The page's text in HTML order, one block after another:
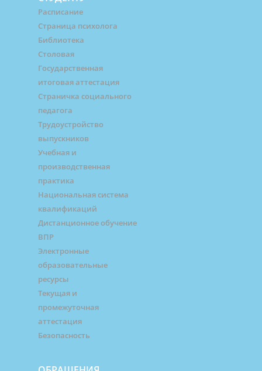
Расписание
Страница психолога
Библиотека
Столовая
Государственная
итоговая аттестация
Страничка социального
педагога
Трудоустройство
выпускников
Учебная и
производственная
практика
Национальная система
квалификаций
Дистанционное обучение
ВПР
Электронные
образовательные
ресурсы
Текущая и
промежуточная
аттестация
Безопасность